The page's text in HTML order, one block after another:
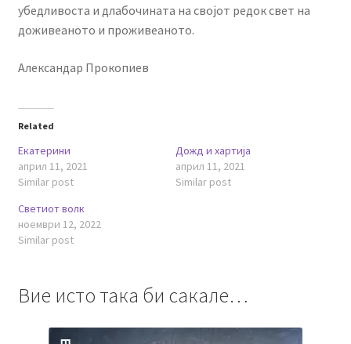
убедливоста и длабочината на својот редок свет на
доживеаното и проживеаното.
Александар Прокопиев
Related
Екатерини
април 11, 2021
Similar post
Дожд и хартија
април 11, 2021
Similar post
Светиот волк
ноември 12, 2022
Similar post
Вие исто така би сакале…